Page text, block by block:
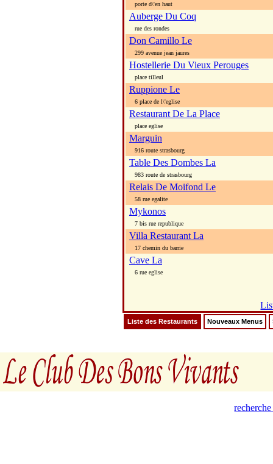
porte d\'en haut
Auberge Du Coq
rue des rondes
Don Camillo Le
299 avenue jean jaures
Hostellerie Du Vieux Perouges
place tilleul
Ruppione Le
6 place de l\'eglise
Restaurant De La Place
place eglise
Marguin
916 route strasbourg
Table Des Dombes La
983 route de strasbourg
Relais De Moifond Le
58 rue egalite
Mykonos
7 bis rue republique
Villa Restaurant La
17 chemin du barrie
Cave La
6 rue eglise
Liste des Restaurants Nouveaux Menus